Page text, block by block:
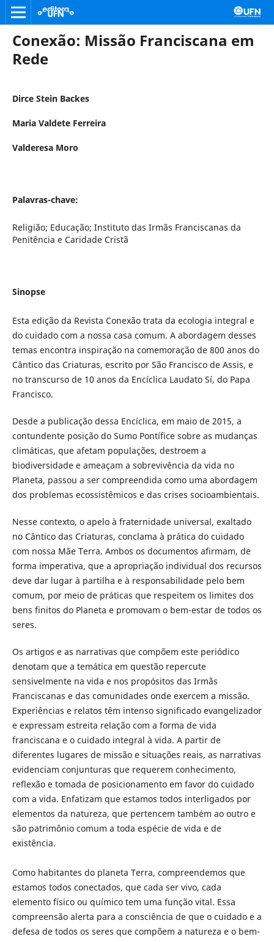
Conexão: Missão Franciscana em
Rede
Dirce Stein Backes
Maria Valdete Ferreira
Valderesa Moro
Palavras-chave:
Religião; Educação; Instituto das Irmãs Franciscanas da
Penitência e Caridade Cristã
Sinopse
Esta edição da Revista Conexão trata da ecologia integral e
do cuidado com a nossa casa comum. A abordagem desses
temas encontra inspiração na comemoração de 800 anos do
Cântico das Criaturas, escrito por São Francisco de Assis, e
no transcurso de 10 anos da Encíclica Laudato Sí, do Papa
Francisco.
Desde a publicação dessa Encíclica, em maio de 2015, a
contundente posição do Sumo Pontífice sobre as mudanças
climáticas, que afetam populações, destroem a
biodiversidade e ameaçam a sobrevivência da vida no
Planeta, passou a ser compreendida como uma abordagem
dos problemas ecossistêmicos e das crises socioambientais.
Nesse contexto, o apelo à fraternidade universal, exaltado
no Cântico das Criaturas, conclama à prática do cuidado
com nossa Mãe Terra. Ambos os documentos afirmam, de
forma imperativa, que a apropriação individual dos recursos
deve dar lugar à partilha e à responsabilidade pelo bem
comum, por meio de práticas que respeitem os limites dos
bens finitos do Planeta e promovam o bem-estar de todos os
seres.
Os artigos e as narrativas que compõem este periódico
denotam que a temática em questão repercute
sensivelmente na vida e nos propósitos das Irmãs
Franciscanas e das comunidades onde exercem a missão.
Experiências e relatos têm intenso significado evangelizador
e expressam estreita relação com a forma de vida
franciscana e o cuidado integral à vida. A partir de
diferentes lugares de missão e situações reais, as narrativas
evidenciam conjunturas que requerem conhecimento,
reflexão e tomada de posicionamento em favor do cuidado
com a vida. Enfatizam que estamos todos interligados por
elementos da natureza, que pertencem também ao outro e
são patrimônio comum a toda espécie de vida e de
existência.
Como habitantes do planeta Terra, compreendemos que
estamos todos conectados, que cada ser vivo, cada
elemento físico ou químico tem uma função vital. Essa
compreensão alerta para a consciência de que o cuidado e a
defesa de todos os seres que compõem a natureza e o bem-